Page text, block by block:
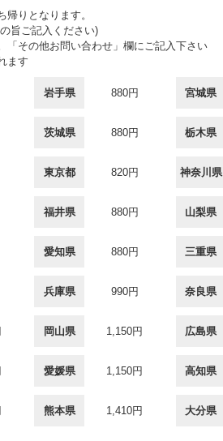
帰りとなります。
旨ご記入ください)
「その他お問い合わせ」欄にご記入下さい
ます
岩手県 880円 宮城県
茨城県 880円 栃木県
東京都 820円 神奈川県
福井県 880円 山梨県
愛知県 880円 三重県
兵庫県 990円 奈良県
岡山県 1,150円 広島県
愛媛県 1,150円 高知県
熊本県 1,410円 大分県